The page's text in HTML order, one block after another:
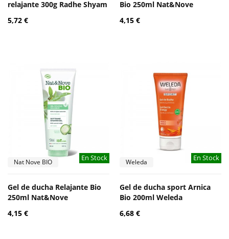
relajante 300g Radhe Shyam
5,72 €
Bio 250ml Nat&Nove
4,15 €
En Stock
Nat Nove BIO
Gel de ducha Relajante Bio
250ml Nat&Nove
4,15 €
En Stock
Weleda
Gel de ducha sport Arnica
Bio 200ml Weleda
6,68 €